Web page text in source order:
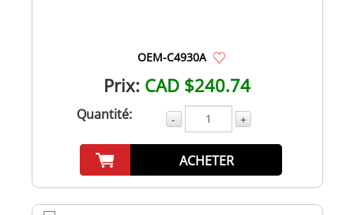
OEM-C4930A
Prix: CAD $240.74
Quantité: - +
ACHETER